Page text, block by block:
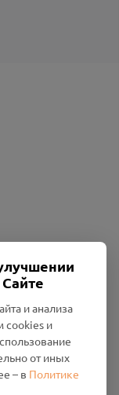
«Смоленский
и анализа
cookies и
от иных
– в Политике